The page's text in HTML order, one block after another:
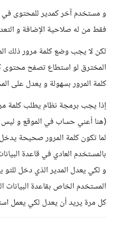
و مستخدم آخر كمدير للمحتوى في
فقط من له صلاحية الإضافة و
لكن لا يجب وضع كلمة مرور ذلك
المخترق لو استطاع تصفح
كلمة المرور بسهولة و يعدل على
إذا يجب برمجة نظام يطلب كلمة
(هنا أعني حساب في الموقع و ليس
لما تكون كلمة المرور صحيحة
بالمستخدم العادي في قاعدة
و لكي يعدل المدير الذي دخل
المستخدم الخاص بقاعدة
كل مرة يريد أن يعدل لكي يعمل